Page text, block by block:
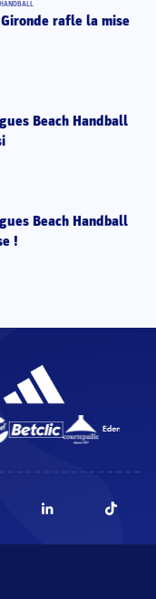
rafle la mise
Beach Handball
Beach Handball
!